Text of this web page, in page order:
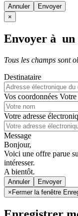
Annuler
×
Envoyer à un
Tous les champs sont
Destinataire
Vos coordonnées
Votre adresse
Message
Bonjour,
Voici une offre parue
intéresser.
A bientôt.
Annuler
× Fermer la fenêtre